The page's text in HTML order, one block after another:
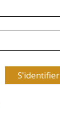
S'identifier